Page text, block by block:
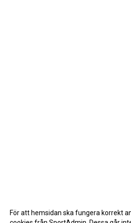
För att hemsidan ska fungera korrekt